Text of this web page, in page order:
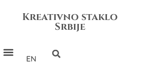
Kreativno staklo
Srbije
EN